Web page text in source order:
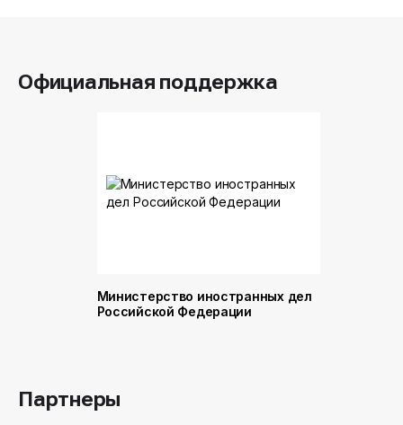
Официальная поддержка
Министерство иностранных дел
Российской Федерации
Партнеры